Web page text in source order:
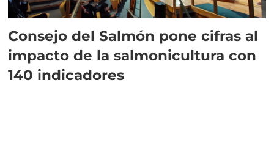
Consejo del Salmón pone cifras al
impacto de la salmonicultura con
140 indicadores